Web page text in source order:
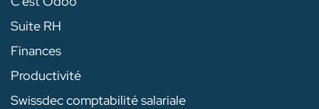
Suite RH
Finances
Productivité
Swissdec comptabilité salariale